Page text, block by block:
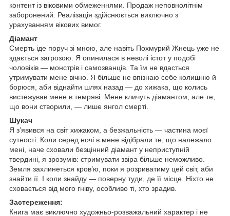
контент із віковими обмеженнями. Продаж неповнолітнім
заборонений. Реалізація здійснюється виключно з
урахуванням вікових вимог.
Діамант
Смерть іде поруч зі мною, але навіть Похмурий Жнець уже не
здається загрозою. Я опинилася в неволі істот у подобі
чоловіків — монстрів і самозванців. Та їм не вдасться
утримувати мене вічно. Я більше не впізнаю себе колишню й
борюся, аби віднайти шлях назад — до хижака, що колись
вистежував мене в темряві. Мене кличуть діамантом, але те,
що вони створили, — лише янгол смерті.
Шукач
Я з’явився на світ хижаком, а безжальність — частина моєї
сутності. Коли серед ночі в мене відібрали те, що належало
мені, наче сховали безцінний діамант у неприступній
твердині, я зрозумів: стримувати звіра більше неможливо.
Земля захлинеться кров’ю, поки я розриватиму цей світ, аби
знайти її. І коли знайду — поверну туди, де її місце. Ніхто не
сховається від мого гніву, особливо ті, хто зрадив.
Застереження:
Книга має виключно художньо-розважальний характер і не